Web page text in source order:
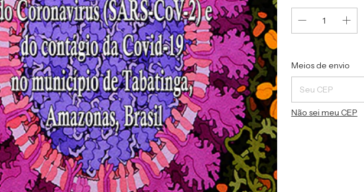
Entregas para o
Meios de envio
Não sei meu CEP